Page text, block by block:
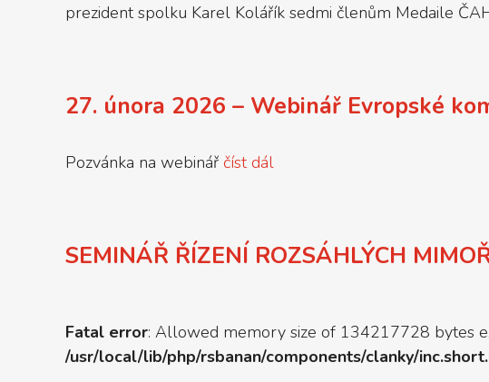
prezident spolku Karel Kolářík sedmi členům Medaile
27. února 2026 – Webinář Evropské
Pozvánka na webinář číst dál
SEMINÁŘ ŘÍZENÍ ROZSÁHLÝCH
Fatal error: Allowed memory size of 134217728 bytes
/usr/local/lib/php/rsbanan/components/clanky/